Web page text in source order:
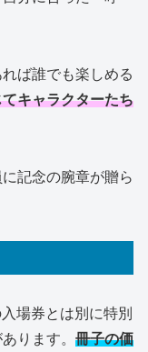
ば誰でも楽しめる
キャラクターたち
記念の腕章が贈ら
場券とは別に特別
ります。 冊子の価